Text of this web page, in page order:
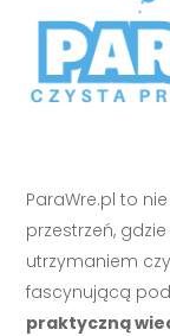
ParaWre.pl to
przestrzeń,
utrzymaniem
fascynującą
praktyczną